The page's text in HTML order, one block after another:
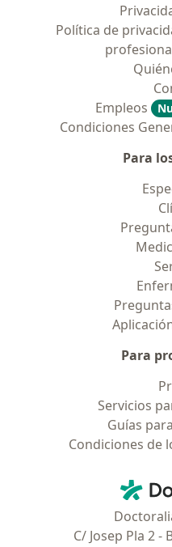
Política de
Empleos
Condiciones
Para
Para
Servicios
Guías
Condiciones de
C/ Josep Pla 2